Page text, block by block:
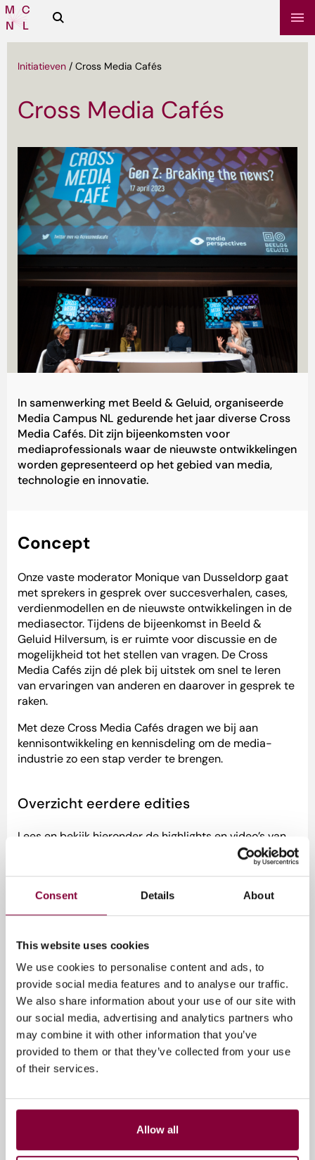
Consent Details About
This website uses cookies
We use cookies to personalise content and ads, to
provide social media features and to analyse our traffic.
We also share information about your use of our site with
our social media, advertising and analytics partners who
may combine it with other information that you’ve
provided to them or that they’ve collected from your use
of their services.
Allow all
Media
Campus
Zoeken
Initiatieven / Cross Media Cafés
Cross Media Cafés
In samenwerking met Beeld & Geluid, organiseerde
Media Campus NL gedurende het jaar diverse Cross
Media Cafés. Dit zijn bijeenkomsten voor
mediaprofessionals waar de nieuwste ontwikkelingen
worden gepresenteerd op het gebied van media,
technologie en innovatie.
Concept
Onze vaste moderator Monique van Dusseldorp gaat
met sprekers in gesprek over succesverhalen, cases,
verdienmodellen en de nieuwste ontwikkelingen in de
mediasector. Tijdens de bijeenkomst in Beeld &
Geluid Hilversum, is er ruimte voor discussie en de
mogelijkheid tot het stellen van vragen. De Cross
Media Cafés zijn dé plek bij uitstek om snel te leren
van ervaringen van anderen en daarover in gesprek te
raken.
Met deze Cross Media Cafés dragen we bij aan
kennisontwikkeling en kennisdeling om de media-
industrie zo een stap verder te brengen.
Overzicht eerdere edities
Lees en bekijk hieronder de highlights en video’s van
Cross Media Cafés 2024
Navigating the hype
Cross Media Cafés 2023
21 november:Cross Media Café: De stem van AI
3 oktober:
Cross Media Café – Spatial computing
6 juni: Cross Media Café – AI: Gamechanger voor de
17 april:Cross Media Café – Gen Z: Breaking the news?